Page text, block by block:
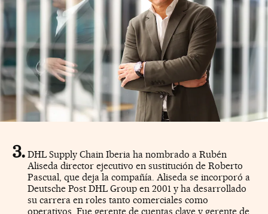
DHL Supply Chain Iberia ha nombrado a Rubén
Aliseda director ejecutivo en sustitución de Roberto
Pascual, que deja la compañía. Aliseda se incorporó a
Deutsche Post DHL Group en 2001 y ha desarrollado
su carrera en roles tanto comerciales como
operativos. Fue gerente de cuentas clave y gerente de